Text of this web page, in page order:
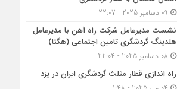
نشست مدیرعامل شرکت راه آهن با مدیرعامل
هلدینگ گردشگری تامین اجتماعی (هگتا)
راه اندازی قطار مثلث گردشگری ایران در یزد